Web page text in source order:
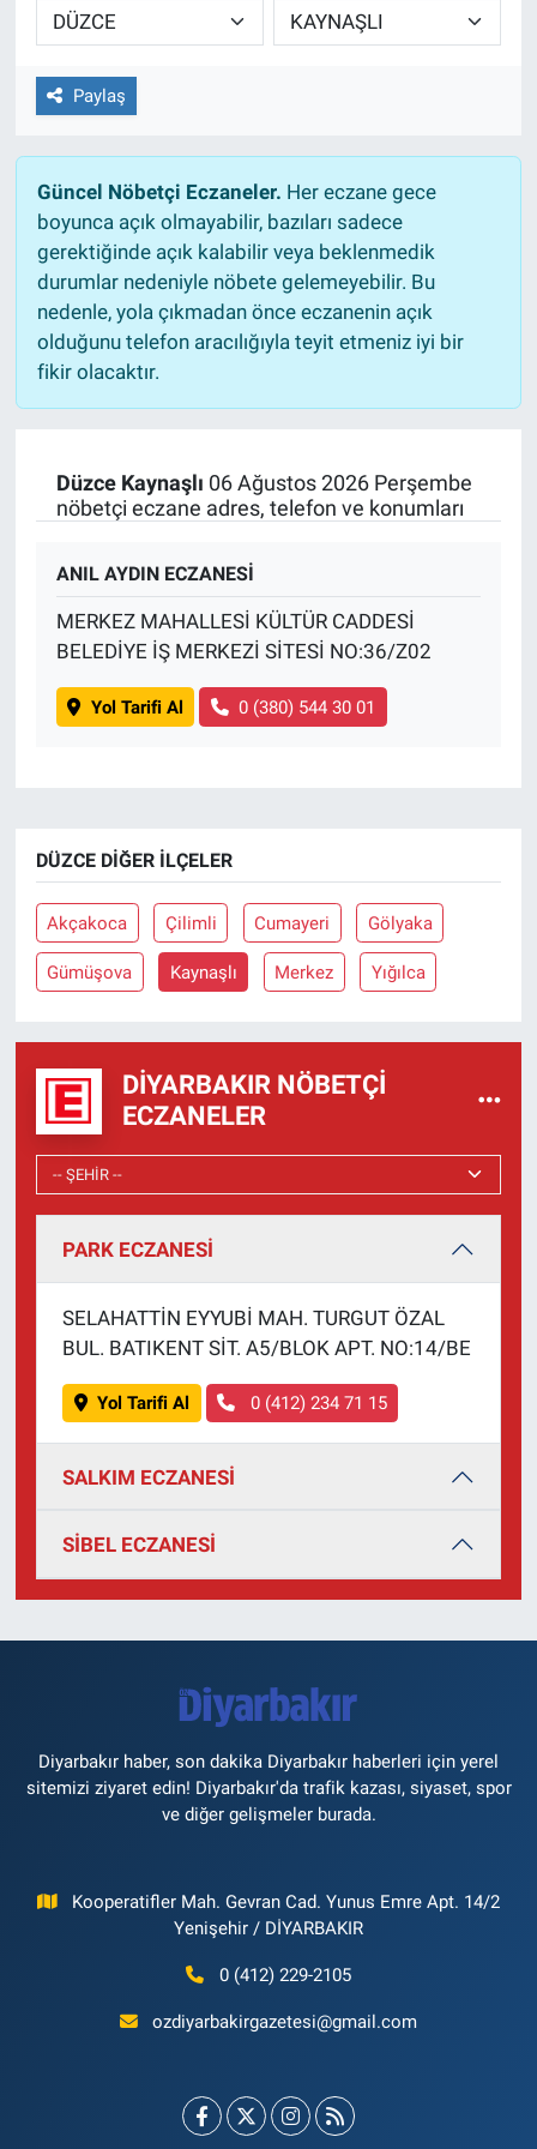
Paylaş
Güncel Nöbetçi Eczaneler. Her eczane gece
boyunca açık olmayabilir, bazıları sadece
gerektiğinde açık kalabilir veya beklenmedik
durumlar nedeniyle nöbete gelemeyebilir. Bu
nedenle, yola çıkmadan önce eczanenin açık
olduğunu telefon aracılığıyla teyit etmeniz iyi bir
fikir olacaktır.
Düzce Kaynaşlı 06 Ağustos 2026 Perşembe
nöbetçi eczane adres, telefon ve konumları
ANIL AYDIN ECZANESİ
MERKEZ MAHALLESİ KÜLTÜR CADDESİ
BELEDİYE İŞ MERKEZİ SİTESİ NO:36/Z02
Yol Tarifi Al 0 (380) 544 30 01
DÜZCE DIĞER İLÇELER
Akçakoca Çilimli Cumayeri Gölyaka
Gümüşova Kaynaşlı Merkez Yığılca
DIYARBAKIR NÖBETÇI
ECZANELER
PARK ECZANESİ
SELAHATTİN EYYUBİ MAH. TURGUT ÖZAL
BUL. BATIKENT SİT. A5/BLOK APT. NO:14/BE
Yol Tarifi Al 0 (412) 234 71 15
SALKIM ECZANESİ
SİBEL ECZANESİ
Diyarbakır haber, son dakika Diyarbakır haberleri için yerel
sitemizi ziyaret edin! Diyarbakır'da trafik kazası, siyaset, spor
ve diğer gelişmeler burada.
Kooperatifler Mah. Gevran Cad. Yunus Emre Apt. 14/2
Yenişehir / DİYARBAKIR
0 (412) 229-2105
ozdiyarbakirgazetesi@gmail.com
EĞİTİM
ÖZEL HABER
SAĞLIK
SPOR
TEKNOLOJİ